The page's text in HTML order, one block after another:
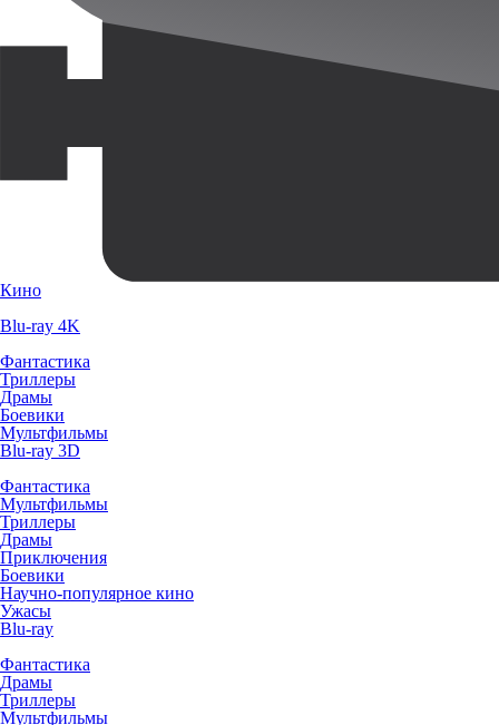
Кино
Blu-ray 4K
Фантастика
Триллеры
Драмы
Боевики
Мультфильмы
Blu-ray 3D
Фантастика
Мультфильмы
Триллеры
Драмы
Приключения
Боевики
Научно-популярное кино
Ужасы
Blu-ray
Фантастика
Драмы
Триллеры
Мультфильмы